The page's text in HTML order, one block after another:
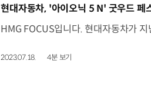
[동영상]
현대자동차, '아이오닉 5 N' 굿우드 페
2023.07.18. 4분 보기